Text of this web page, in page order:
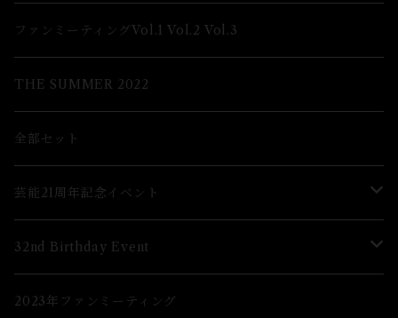
2Lブロマイド
グッズ
Lブロマイド
2Lブロマイド
グッズ
ファンミーティングVol.1 Vol.2 Vol.3
THE SUMMER 2022
全部セット
芸能21周年記念イベント
Lブロマイド
２Lブロマイド
32nd Birthday Event
Lブロマイド
2023年ファンミーティング